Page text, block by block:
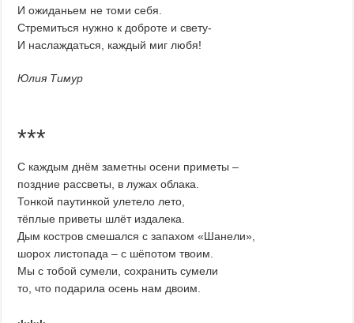
И ожиданьем не томи себя.
Стремиться нужно к доброте и свету-
И наслаждаться, каждый миг любя!
Юлия Тимур
***
С каждым днём заметны осени приметы –
поздние рассветы, в лужах облака.
Тонкой паутинкой улетело лето,
тёплые приветы шлёт издалека.
Дым костров смешался с запахом «Шанели»,
шорох листопада – с шёпотом твоим.
Мы с тобой сумели, сохранить сумели
то, что подарила осень нам двоим.